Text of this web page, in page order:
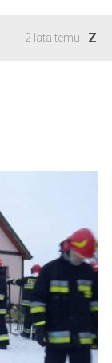
2 lata temu